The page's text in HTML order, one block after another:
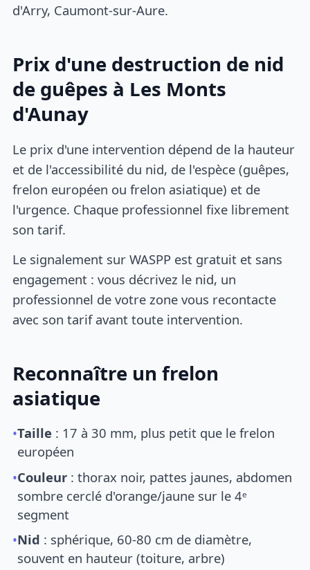
d'Arry, Caumont-sur-Aure.
Prix d'une destruction de nid
de guêpes à Les Monts
d'Aunay
Le prix d'une intervention dépend de la hauteur
et de l'accessibilité du nid, de l'espèce (guêpes,
frelon européen ou frelon asiatique) et de
l'urgence. Chaque professionnel fixe librement
son tarif.
Le signalement sur WASPP est gratuit et sans
engagement : vous décrivez le nid, un
professionnel de votre zone vous recontacte
avec son tarif avant toute intervention.
Reconnaître un frelon
asiatique
•Taille : 17 à 30 mm, plus petit que le frelon
européen
•Couleur : thorax noir, pattes jaunes, abdomen
sombre cerclé d'orange/jaune sur le 4ᵉ
segment
•Nid : sphérique, 60-80 cm de diamètre,
souvent en hauteur (toiture, arbre)